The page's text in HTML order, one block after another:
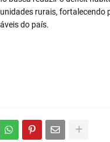
rurais, fortalecendo
do país.